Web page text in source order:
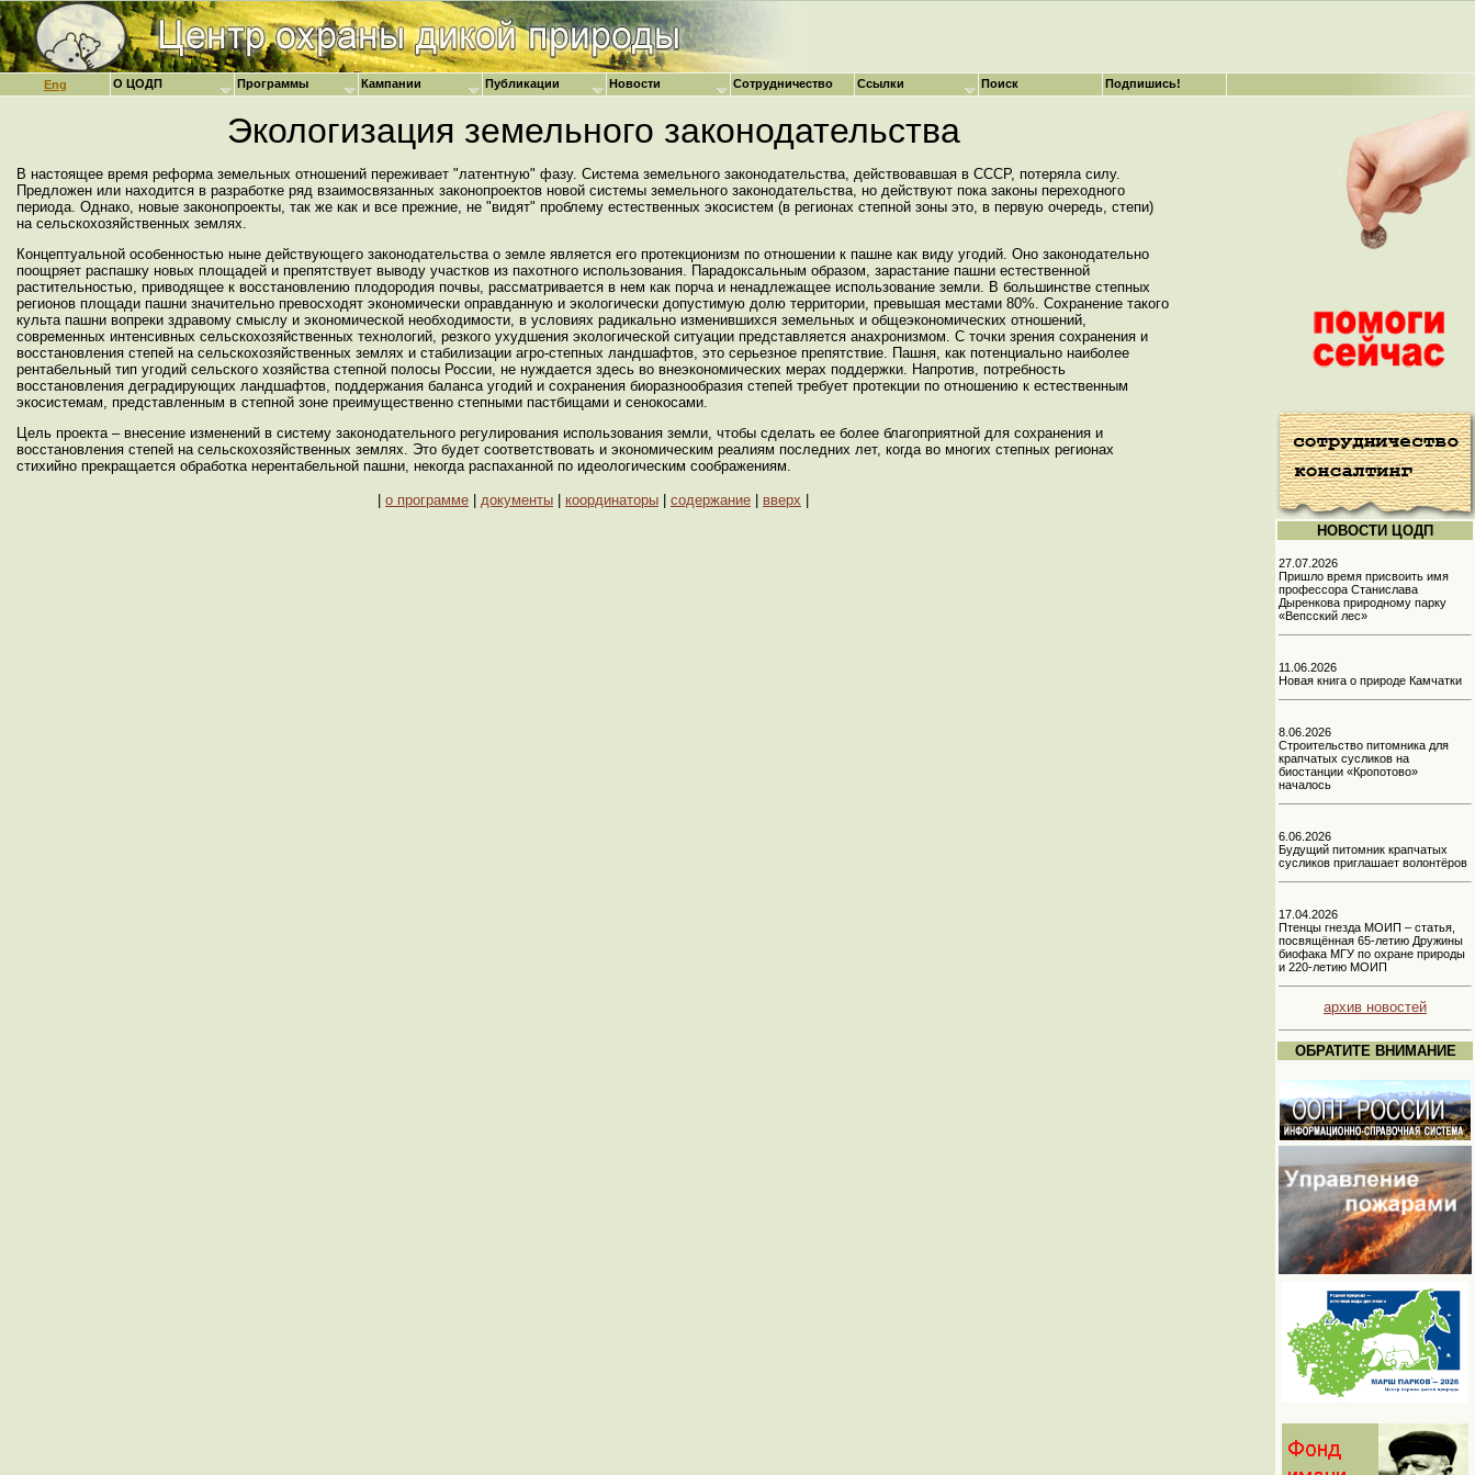
Eng
Экологизация земельного законодательства
В настоящее время реформа земельных отношений переживает "латентную" фазу. Система земельного законодательства, действовавшая в СССР, потеряла силу.
Предложен или находится в разработке ряд взаимосвязанных законопроектов новой системы земельного законодательства, но действуют пока законы переходного
периода. Однако, новые законопроекты, так же как и все прежние, не "видят" проблему естественных экосистем (в регионах степной зоны это, в первую очередь, степи)
на сельскохозяйственных землях.
Концептуальной особенностью ныне действующего законодательства о земле является его протекционизм по отношении к пашне как виду угодий. Оно законодательно
поощряет распашку новых площадей и препятствует выводу участков из пахотного использования. Парадоксальным образом, зарастание пашни естественной
растительностью, приводящее к восстановлению плодородия почвы, рассматривается в нем как порча и ненадлежащее использование земли. В большинстве степных
регионов площади пашни значительно превосходят экономически оправданную и экологически допустимую долю территории, превышая местами 80%. Сохранение такого
культа пашни вопреки здравому смыслу и экономической необходимости, в условиях радикально изменившихся земельных и общеэкономических отношений,
современных интенсивных сельскохозяйственных технологий, резкого ухудшения экологической ситуации представляется анахронизмом. С точки зрения сохранения и
восстановления степей на сельскохозяйственных землях и стабилизации агро-степных ландшафтов, это серьезное препятствие. Пашня, как потенциально наиболее
рентабельный тип угодий сельского хозяйства степной полосы России, не нуждается здесь во внеэкономических мерах поддержки. Напротив, потребность
восстановления деградирующих ландшафтов, поддержания баланса угодий и сохранения биоразнообразия степей требует протекции по отношению к естественным
экосистемам, представленным в степной зоне преимущественно степными пастбищами и сенокосами.
Цель проекта – внесение изменений в систему законодательного регулирования использования земли, чтобы сделать ее более благоприятной для сохранения и
восстановления степей на сельскохозяйственных землях. Это будет соответствовать и экономическим реалиям последних лет, когда во многих степных регионах
стихийно прекращается обработка нерентабельной пашни, некогда распаханной по идеологическим соображениям.
о программе документы координаторы содержание вверх
НОВОСТИ ЦОДП
27.07.2026
Пришло время присвоить имя
профессора Станислава
Дыренкова природному парку
«Вепсский лес»
11.06.2026
Новая книга о природе Камчатки
8.06.2026
Строительство питомника для
крапчатых сусликов на
биостанции «Кропотово»
началось
6.06.2026
Будущий питомник крапчатых
сусликов приглашает волонтёров
17.04.2026
Птенцы гнезда МОИП – статья,
посвящённая 65-летию Дружины
биофака МГУ по охране природы
и 220-летию МОИП
архив новостей
ОБРАТИТЕ ВНИМАНИЕ
О ЦОДП Программы Кампании Публикации Новости Сотрудничество Ссылки Поиск Подпишись!